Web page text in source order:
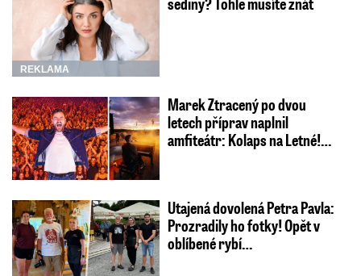
REKLAMA
Marek Ztracený po dvou
letech příprav naplnil
amfiteátr: Kolaps na Letné!…
Utajená dovolená Petra Pavla:
Prozradily ho fotky! Opět v
oblíbené rybí…